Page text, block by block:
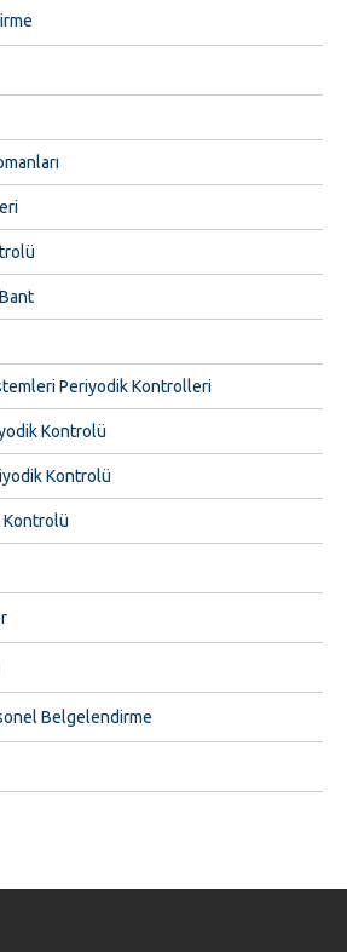
Periyodik Kontrolleri
Kontrolü
Kontrolü
Kontrolü
Belgelendirme